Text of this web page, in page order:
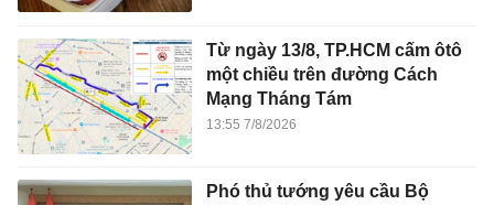
Từ ngày 13/8, TP.HCM cấm ôtô
một chiều trên đường Cách
Mạng Tháng Tám
13:55 7/8/2026
Phó thủ tướng yêu cầu Bộ